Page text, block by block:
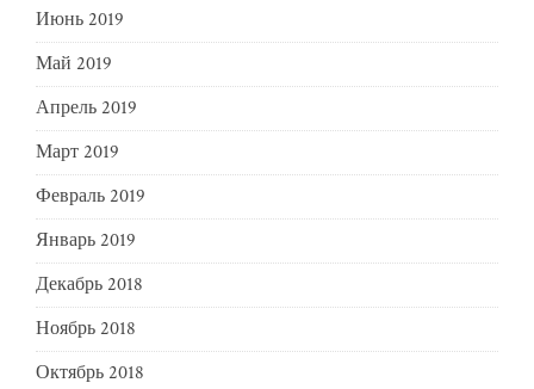
Июнь 2019
Май 2019
Апрель 2019
Март 2019
Февраль 2019
Январь 2019
Декабрь 2018
Ноябрь 2018
Октябрь 2018